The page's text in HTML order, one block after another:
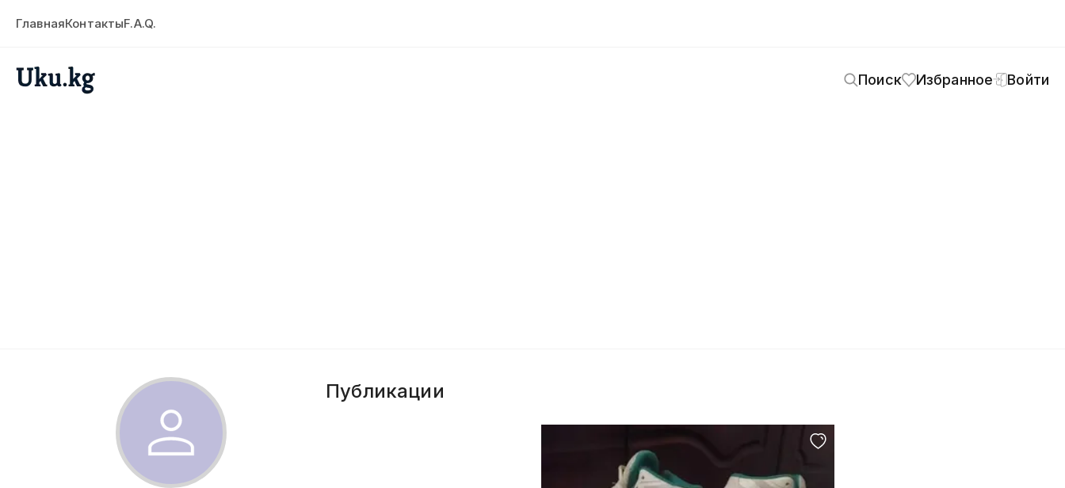
ГлавнаяКонтактыF.A.Q.
Поиск Избранное Войти
Публикации